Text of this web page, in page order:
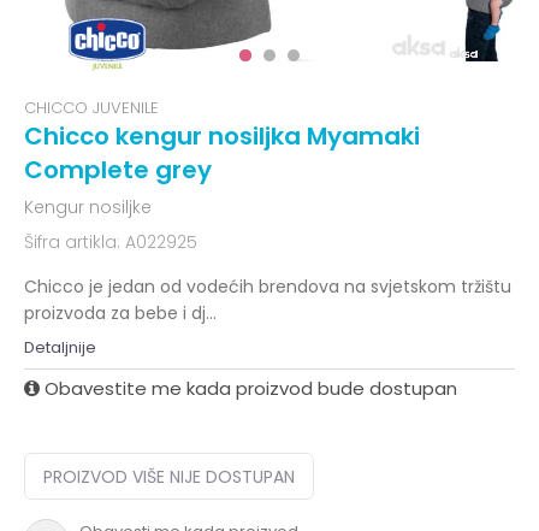
CHICCO JUVENILE
Chicco kengur nosiljka Myamaki
Complete grey
Kengur nosiljke
Šifra artikla: A022925
Chicco je jedan od vodećih brendova na svjetskom tržištu
proizvoda za bebe i dj...
Detaljnije
Obavestite me kada proizvod bude dostupan
PROIZVOD VIŠE NIJE DOSTUPAN